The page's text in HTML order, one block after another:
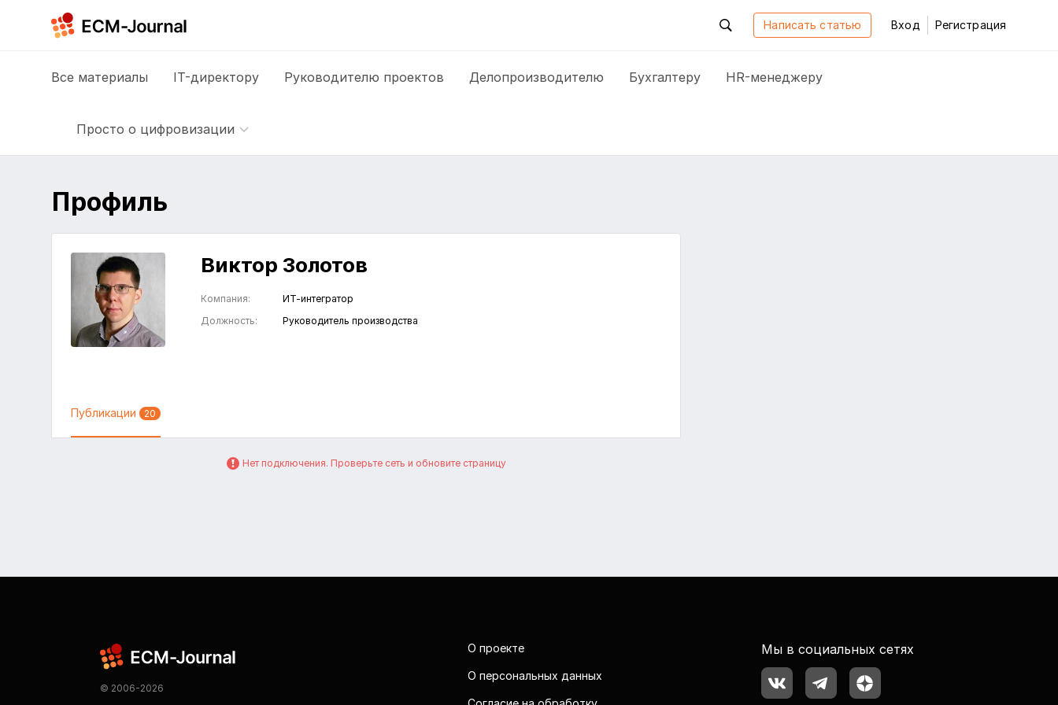
Написать статью Вход Регистрация
Все материалы IT-директору Руководителю проектов Делопроизводителю Бухгалтеру HR-менеджеру
Просто о цифровизации
Профиль
Виктор Золотов
Компания:
ИТ-интегратор
Должность:
Руководитель производства
Публикации 20
Нет подключения. Проверьте сеть и обновите страницу
© 2006-2026
О проекте
О персональных данных
Мы в социальных сетях